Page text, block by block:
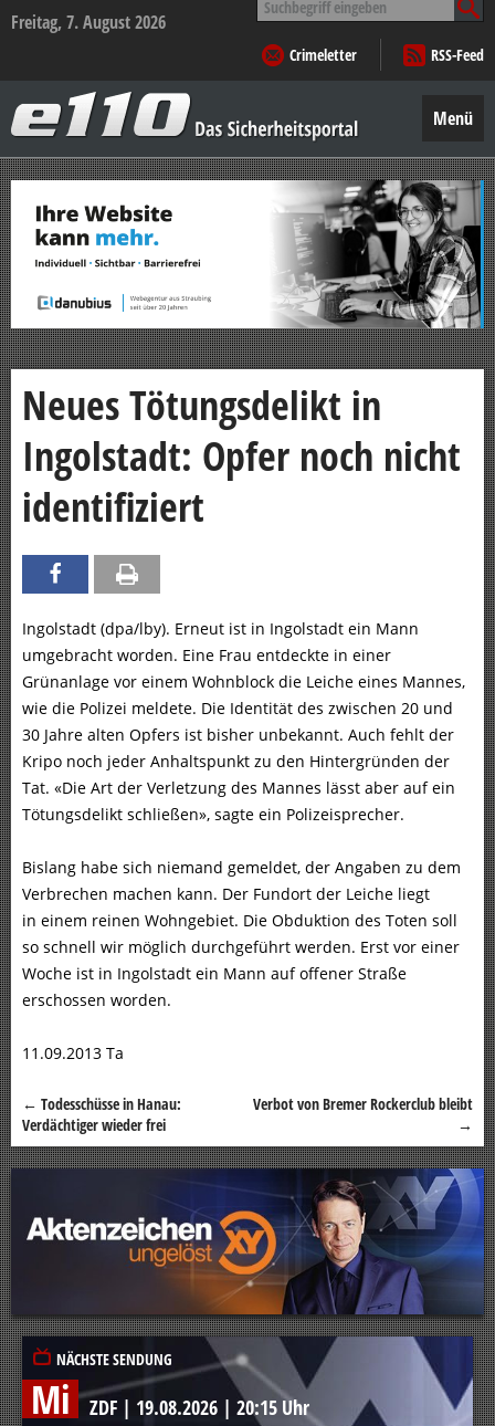
Freitag, 7. August 2026
nach:
Crimeletter
RSS-Feed
–
Das
Sicherheitsportal
Menü
Zum
Inhalt
springen
Neues Tötungsdelikt in
Ingolstadt: Opfer noch nicht
identifiziert
Ingolstadt (dpa/lby). Erneut ist in Ingolstadt ein Mann
umgebracht worden. Eine Frau entdeckte in einer
Grünanlage vor einem Wohnblock die Leiche eines Mannes,
wie die Polizei meldete. Die Identität des zwischen 20 und
30 Jahre alten Opfers ist bisher unbekannt. Auch fehlt der
Kripo noch jeder Anhaltspunkt zu den Hintergründen der
Tat. «Die Art der Verletzung des Mannes lässt aber auf ein
Tötungsdelikt schließen», sagte ein Polizeisprecher.
Bislang habe sich niemand gemeldet, der Angaben zu dem
Verbrechen machen kann. Der Fundort der Leiche liegt
in einem reinen Wohngebiet. Die Obduktion des Toten soll
so schnell wir möglich durchgeführt werden. Erst vor einer
Woche ist in Ingolstadt ein Mann auf offener Straße
erschossen worden.
11.09.2013 Ta
Beitragsnavigation
← Todesschüsse in Hanau:
Verdächtiger wieder frei
Verbot von Bremer Rockerclub bleibt
→
NÄCHSTE SENDUNG
Mi ZDF | 19.08.2026 | 20:15 Uhr